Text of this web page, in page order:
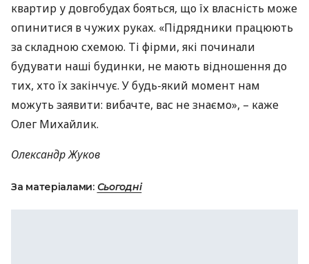
квартир у довгобудах бояться, що їх власність може
опинитися в чужих руках. «Підрядники працюють
за складною схемою. Ті фірми, які починали
будувати наші будинки, не мають відношення до
тих, хто їх закінчує. У будь-який момент нам
можуть заявити: вибачте, вас не знаємо», – каже
Олег Михайлик.
Олександр Жуков
За матеріалами: Сьогодні